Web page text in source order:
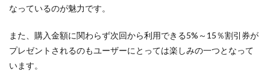
なっているのが魅力です。
また、購入金額に関わらず次回から利用できる5%～15％割引券が
プレゼントされるのもユーザーにとっては楽しみの一つとなって
います。